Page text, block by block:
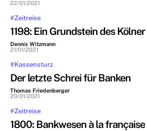
22/01/2021
#Zeitreise
1198: Ein Grundstein des
Dennis Witzmann -
21/01/2021
#Kassensturz
Der letzte Schrei für Banken
Thomas Friedenberger -
20/01/2021
#Zeitreise
1800: Bankwesen à la française